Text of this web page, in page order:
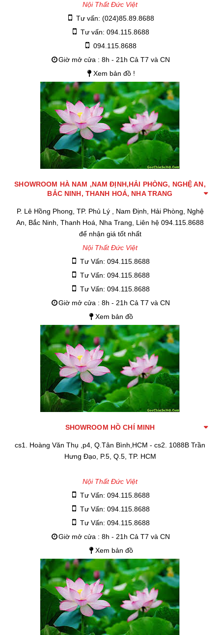
Nội Thất Đức Việt
Tư vấn: (024)85.89.8688
Tư vấn: 094.115.8688
094.115.8688
Giờ mở cửa : 8h - 21h Cả T7 và CN
Xem bản đồ !
SHOWROOM HÀ NAM ,NAM ĐỊNH,HẢI PHÒNG, NGHỆ AN,
BẮC NINH, THANH HOÁ, NHA TRANG
P. Lê Hồng Phong, TP. Phủ Lý , Nam Định, Hải Phòng, Nghệ
An, Bắc Ninh, Thanh Hoá, Nha Trang, Liên hệ 094.115.8688
để nhận giá tốt nhất
Nội Thất Đức Việt
Tư Vấn: 094.115.8688
Tư Vấn: 094.115.8688
Tư Vấn: 094.115.8688
Giờ mở cửa : 8h - 21h Cả T7 và CN
Xem bản đồ
SHOWROOM HỒ CHÍ MINH
cs1. Hoàng Văn Thụ ,p4, Q.Tân Bình,HCM - cs2. 1088B Trần
Hưng Đạo, P.5, Q.5, TP. HCM
Nội Thất Đức Việt
Tư Vấn: 094.115.8688
Tư Vấn: 094.115.8688
Tư Vấn: 094.115.8688
Giờ mở cửa : 8h - 21h Cả T7 và CN
Xem bản đồ